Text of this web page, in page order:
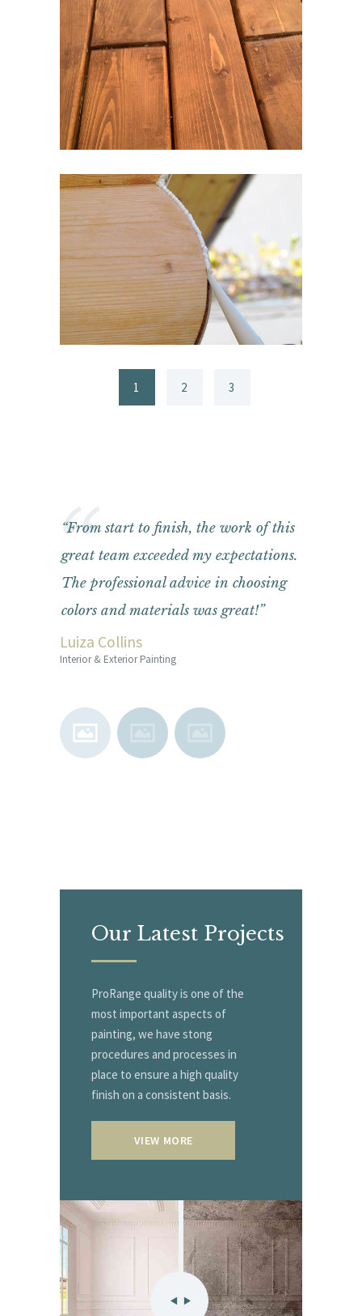
1 2 3
“From start to finish, the work of this
great team exceeded my expectations.
The professional advice in choosing
colors and materials was great!”
Luiza Collins
Interior & Exterior Painting
Our Latest Projects
ProRange quality is one of the
most important aspects of
painting, we have stong
procedures and processes in
place to ensure a high quality
finish on a consistent basis.
VIEW MORE